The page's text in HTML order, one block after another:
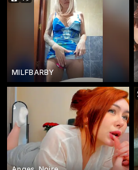
MILFBARBY